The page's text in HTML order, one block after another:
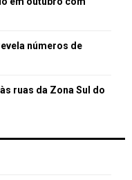
números de
ruas da Zona Sul do